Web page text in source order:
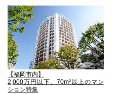
【福岡市内】
2,000万円以下、70m²以上のマン
ション特集